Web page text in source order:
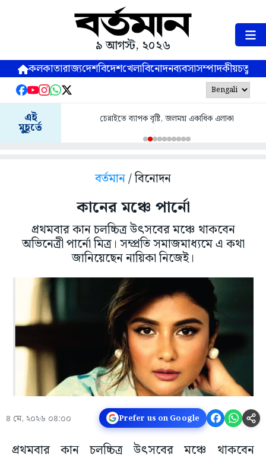
৯ আগস্ট, ২০২৬
কলকাতারাজ্যদেশবিদেশখেলাবিনোদনব্যবসাসম্পাদকীয়
এই
মুহূর্তে
চেন্নাইতে ব্যাপক বৃষ্টি, জলমগ্ন একাধিক এলাকা
বর্তমান/ বিনোদন
কানের মঞ্চে পার্নো
প্রথমবার কান চলচ্চিত্র উৎসবের মঞ্চে থাকবেন
অভিনেত্রী পার্নো মিত্র। সম্প্রতি সমাজমাধ্যমে এ কথা
জানিয়েছেন নায়িকা নিজেই।
৪ মে, ২০২৬ ০৪:০০ Prefer us on Google
প্রথমবার কান চলচ্চিত্র উৎসবের মঞ্চে থাকবেন